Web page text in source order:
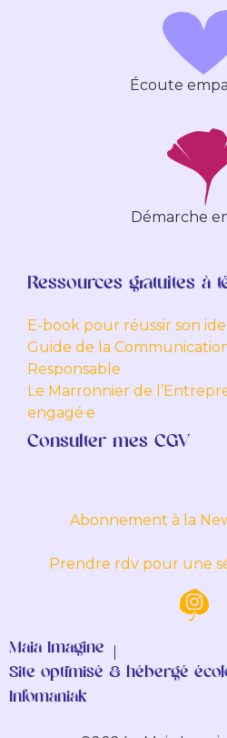
Écoute
Démarche
Ressources gratuites à
E-book pour réussir son
Guide de la
Responsable
Le Marronnier de
engagé·e
Consulter mes CGV
Abonnement à la
Prendre rdv pour une
Maia Imagine
Site optimisé & hébergé
Infomaniak